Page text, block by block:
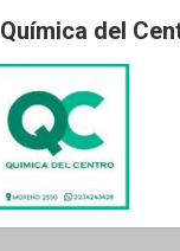
Química del